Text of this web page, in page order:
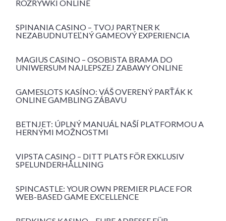
ROZRYWKI ONLINE
SPINANIA CASINO – TVOJ PARTNER K
NEZABUDNUTEĽNÝ GAMEOVÝ EXPERIENCIA
MAGIUS CASINO – OSOBISTA BRAMA DO
UNIWERSUM NAJLEPSZEJ ZABAWY ONLINE
GAMESLOTS KASÍNO: VÁŠ OVERENÝ PARŤÁK K
ONLINE GAMBLING ZÁBAVU
BETNJET: ÚPLNÝ MANUÁL NAŠÍ PLATFORMOU A
HERNÝMI MOŽNOSTMI
VIPSTA CASINO – DITT PLATS FÖR EXKLUSIV
SPELUNDERHÅLLNING
SPINCASTLE: YOUR OWN PREMIER PLACE FOR
WEB-BASED GAME EXCELLENCE